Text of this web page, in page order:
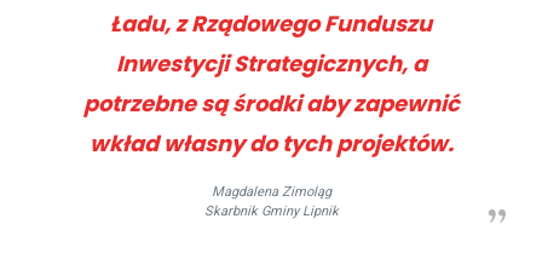
Ładu, z Rządowego Funduszu
Inwestycji Strategicznych, a
potrzebne są środki aby zapewnić
wkład własny do tych projektów.
Magdalena Zimoląg
Skarbnik Gminy Lipnik